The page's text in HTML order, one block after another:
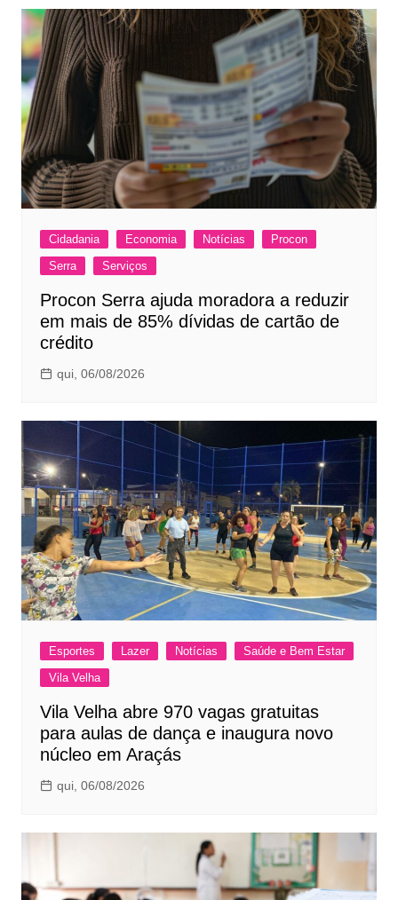
Cidadania Economia Notícias
Procon
Serra
Serviços
Procon Serra ajuda moradora a reduzir
em mais de 85% dívidas de cartão de
crédito
qui, 06/08/2026
Esportes Lazer Notícias
Saúde e Bem Estar
Vila Velha
Vila Velha abre 970 vagas gratuitas
para aulas de dança e inaugura novo
núcleo em Araçás
qui, 06/08/2026